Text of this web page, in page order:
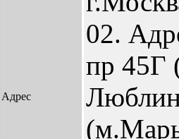
Адрес
02.
пр 45Г